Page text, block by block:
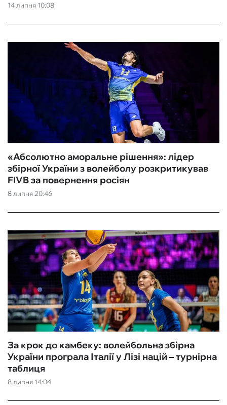
14 липня 10:08
8 липня 20:46
«Абсолютно аморальне рішення»: лідер
збірної України з волейболу розкритикував
FIVB за повернення росіян
8 липня 14:04
За крок до камбеку: волейбольна збірна
України програла Італії у Лізі націй – турнірна
таблиця